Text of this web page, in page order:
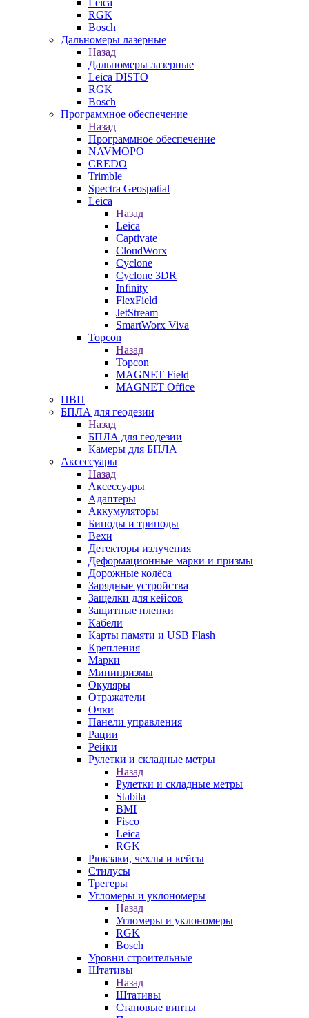
Leica
RGK
Bosch
Дальномеры лазерные
Назад
Дальномеры лазерные
Leica DISTO
RGK
Bosch
Программное обеспечение
Назад
Программное обеспечение
NAVMOPO
CREDO
Trimble
Spectra Geospatial
Leica
Назад
Leica
Captivate
CloudWorx
Cyclone
Cyclone 3DR
Infinity
FlexField
JetStream
SmartWorx Viva
Topcon
Назад
Topcon
MAGNET Field
MAGNET Office
ПВП
БПЛА для геодезии
Назад
БПЛА для геодезии
Камеры для БПЛА
Аксессуары
Назад
Аксессуары
Адаптеры
Аккумуляторы
Биподы и триподы
Вехи
Детекторы излучения
Деформационные марки и призмы
Дорожные колёса
Зарядные устройства
Защелки для кейсов
Защитные пленки
Кабели
Карты памяти и USB Flash
Крепления
Марки
Минипризмы
Окуляры
Отражатели
Очки
Панели управления
Рации
Рейки
Рулетки и складные метры
Назад
Рулетки и складные метры
Stabila
BMI
Fisco
Leica
RGK
Рюкзаки, чехлы и кейсы
Стилусы
Трегеры
Угломеры и уклономеры
Назад
Угломеры и уклономеры
RGK
Bosch
Уровни строительные
Штативы
Назад
Штативы
Становые винты